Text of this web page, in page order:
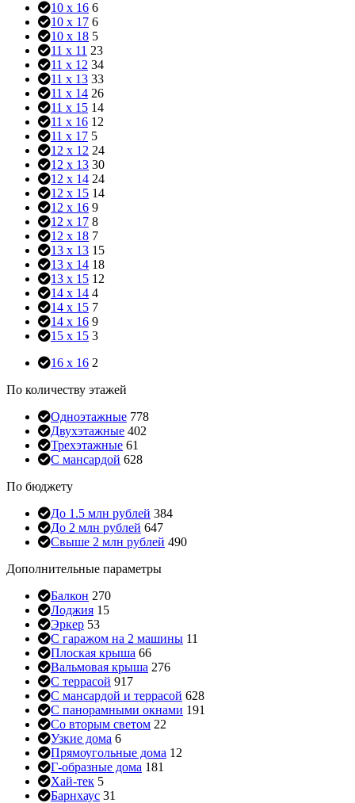
10 x 16 6
10 x 17 6
10 x 18 5
11 x 11 23
11 x 12 34
11 x 13 33
11 x 14 26
11 x 15 14
11 x 16 12
11 x 17 5
12 x 12 24
12 x 13 30
12 x 14 24
12 x 15 14
12 x 16 9
12 x 17 8
12 x 18 7
13 x 13 15
13 x 14 18
13 x 15 12
14 x 14 4
14 x 15 7
14 x 16 9
15 x 15 3
16 x 16 2
По количеству этажей
Одноэтажные 778
Двухэтажные 402
Трехэтажные 61
С мансардой 628
По бюджету
До 1.5 млн рублей 384
До 2 млн рублей 647
Свыше 2 млн рублей 490
Дополнительные параметры
Балкон 270
Лоджия 15
Эркер 53
С гаражом на 2 машины 11
Плоская крыша 66
Вальмовая крыша 276
С террасой 917
С мансардой и террасой 628
С панорамными окнами 191
Со вторым светом 22
Узкие дома 6
Прямоугольные дома 12
Г-образные дома 181
Хай-тек 5
Барнхаус 31